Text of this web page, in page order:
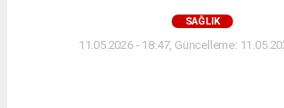
SAĞLIK
11.05.2026 - 18:47, Güncelleme: